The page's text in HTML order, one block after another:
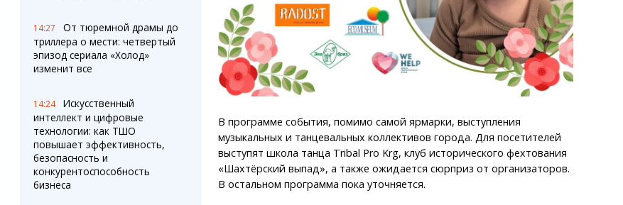
14:27
От тюремной драмы до
триллера о мести: четвертый
эпизод сериала «Холод»
изменит все
14:24
Искусственный
интеллект и цифровые
технологии: как ТШО
повышает эффективность,
безопасность и
конкурентоспособность
бизнеса
В программе события, помимо самой ярмарки, выступления
музыкальных и танцевальных коллективов города. Для посетителей
выступят школа танца Tribal Pro Krg, клуб исторического фехтования
«Шахтёрский выпад», а также ожидается сюрприз от организаторов.
В остальном программа пока уточняется.